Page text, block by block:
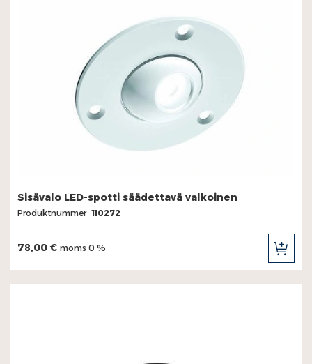
Sisävalo LED-spotti säädettavä valkoinen
Produktnummer 110272
78,00 € moms 0 %
I
Varningslampor - fyrar
Varningsljus - blinkpaneler
Varningsljus - plattvarningsljus